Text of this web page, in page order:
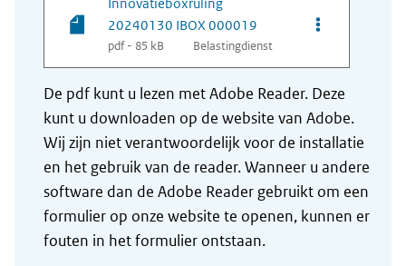
20240130 IBOX 000019
pdf - 85 kB Belastingdienst
Opties van
De pdf kunt u lezen met Adobe Reader. Deze
kunt u downloaden op de website van Adobe.
Wij zijn niet verantwoordelijk voor de installatie
en het gebruik van de reader. Wanneer u andere
software dan de Adobe Reader gebruikt om een
formulier op onze website te openen, kunnen er
fouten in het formulier ontstaan.